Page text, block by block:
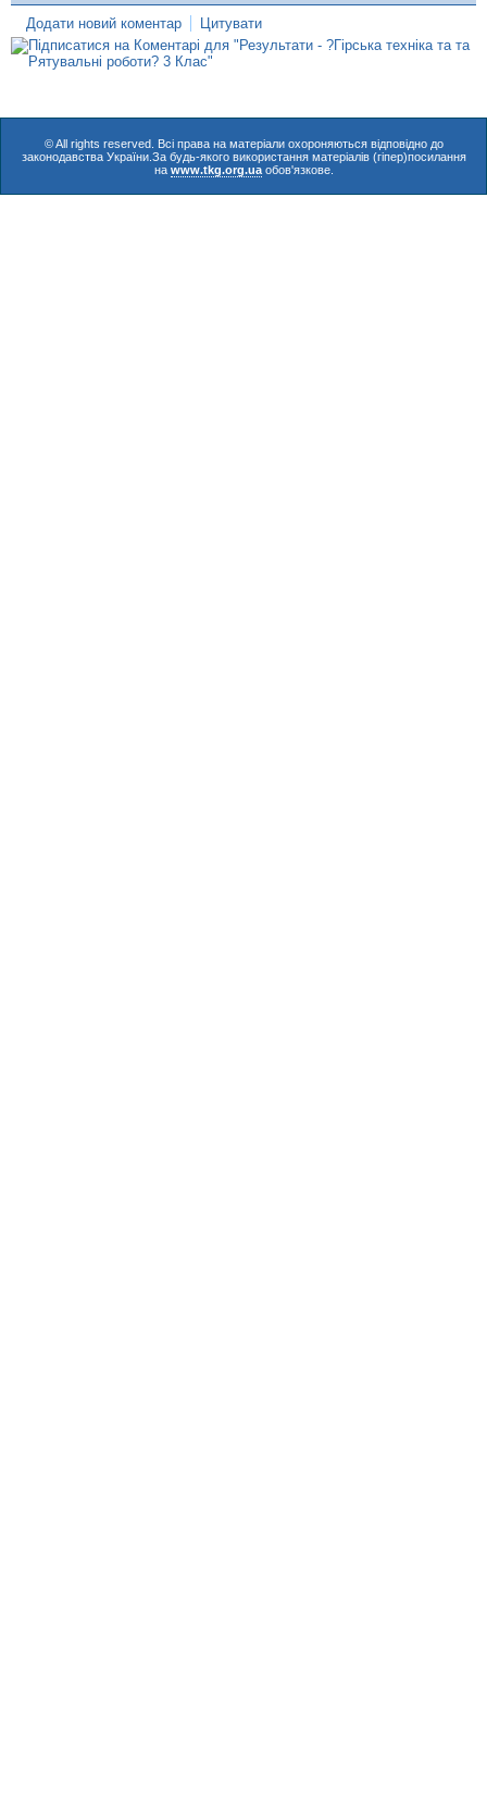
Додати новий коментар
Цитувати
© All rights reserved. Всі права на матеріали охороняються відповідно до
законодавства України.За будь-якого використання матеріалів (гіпер)посилання
на www.tkg.org.uaобов'язкове.